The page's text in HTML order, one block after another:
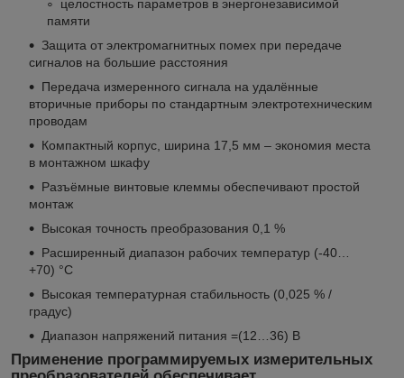
целостность параметров в энергонезависимой
памяти
Защита от электромагнитных помех при передаче
сигналов на большие расстояния
Передача измеренного сигнала на удалённые
вторичные приборы по стандартным электротехническим
проводам
Компактный корпус, ширина 17,5 мм – экономия места
в монтажном шкафу
Разъёмные винтовые клеммы обеспечивают простой
монтаж
Высокая точность преобразования 0,1 %
Расширенный диапазон рабочих температур (-40…
+70) °С
Высокая температурная стабильность (0,025 % /
градус)
Диапазон напряжений питания =(12…36) В
Применение программируемых измерительных